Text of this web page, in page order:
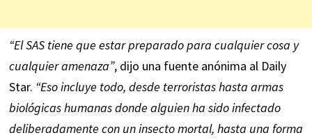
“El SAS tiene que estar preparado para cualquier cosa y
cualquier amenaza”, dijo una fuente anónima al Daily
Star. “Eso incluye todo, desde terroristas hasta armas
biológicas humanas donde alguien ha sido infectado
deliberadamente con un insecto mortal, hasta una forma